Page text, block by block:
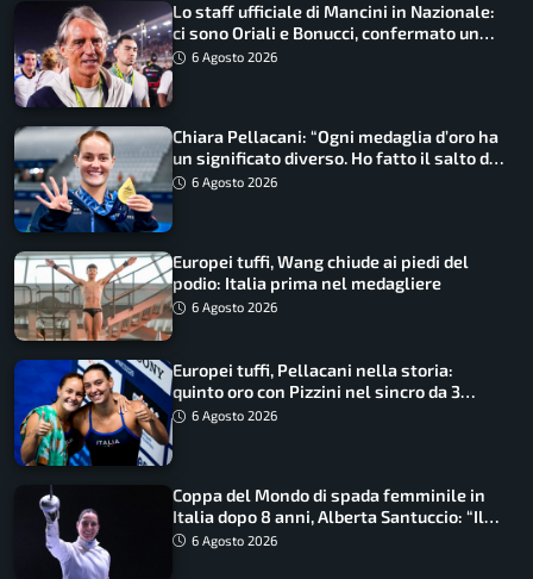
Lo staff ufficiale di Mancini in Nazionale:
ci sono Oriali e Bonucci, confermato un
ritorno
6 Agosto 2026
Chiara Pellacani: “Ogni medaglia d’oro ha
un significato diverso. Ho fatto il salto di
qualità”
6 Agosto 2026
Europei tuffi, Wang chiude ai piedi del
podio: Italia prima nel medagliere
6 Agosto 2026
Europei tuffi, Pellacani nella storia:
quinto oro con Pizzini nel sincro da 3
metri
6 Agosto 2026
Coppa del Mondo di spada femminile in
Italia dopo 8 anni, Alberta Santuccio: “Il
lavoro dà sempre i suoi frutti”
6 Agosto 2026